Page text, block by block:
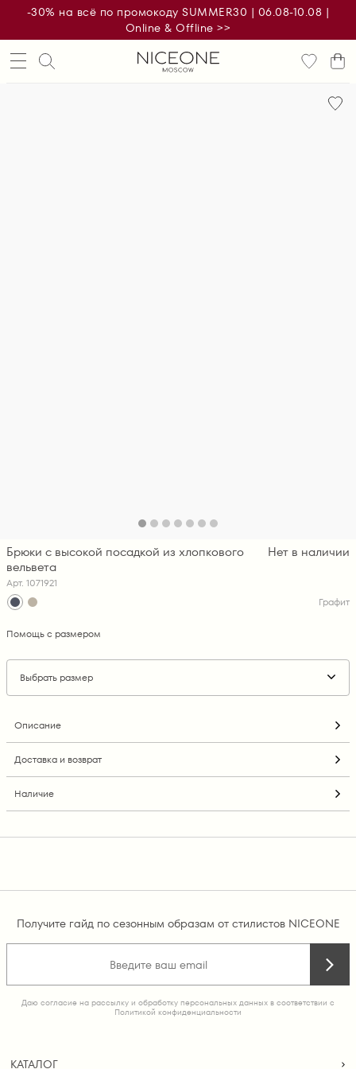
-30% на всё по промокоду SUMMER30 | 06.08-10.08 |
Online & Offline >>
Брюки с высокой посадкой из хлопкового
вельвета
Арт. 1071921
Нет в наличии
Графит
Помощь с размером
Выбрать размер
Описание
Доставка и возврат
Наличие
Получите гайд по сезонным образам от стилистов NICEONE
Даю согласие на рассылку и обработку персональных данных в соответствии с
Политикой конфиденциальности
КАТАЛОГ